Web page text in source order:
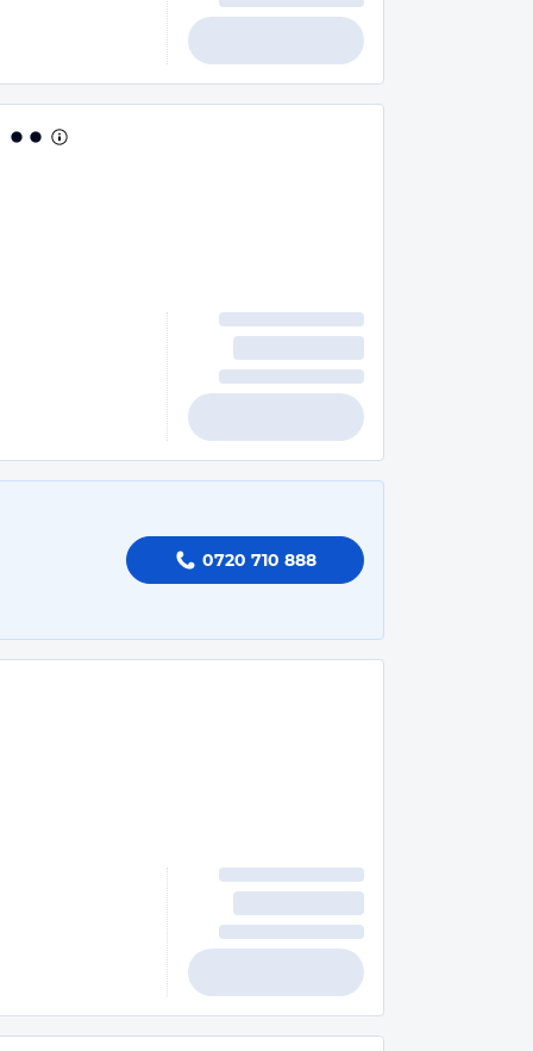
0720 710 888